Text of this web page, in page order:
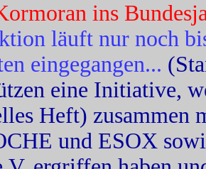
ins
läuft nur noch
eingegangen...
eine Initiative,
Heft)
und ESOX